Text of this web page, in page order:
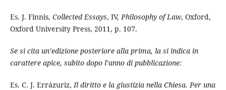
Es. J. Finnis, Collected Essays, IV, Philosophy of Law, Oxford,
Oxford University Press, 2011, p. 107.
Se si cita un’edizione posteriore alla prima, la si indica in
carattere apice, subito dopo l’anno di pubblicazione:
Es. C. J. Errázuriz, Il diritto e la giustizia nella Chiesa. Per una